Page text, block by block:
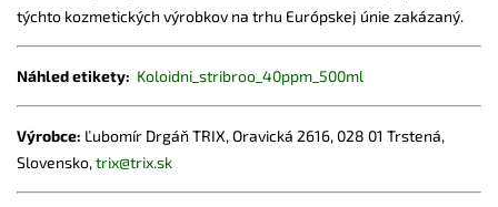
týchto kozmetických výrobkov na trhu Európskej únie zakázaný.
Náhled etikety: Koloidni_stribroo_40ppm_500ml
Výrobce: Ľubomír Drgáň TRIX, Oravická 2616, 028 01 Trstená,
Slovensko,trix@trix.sk